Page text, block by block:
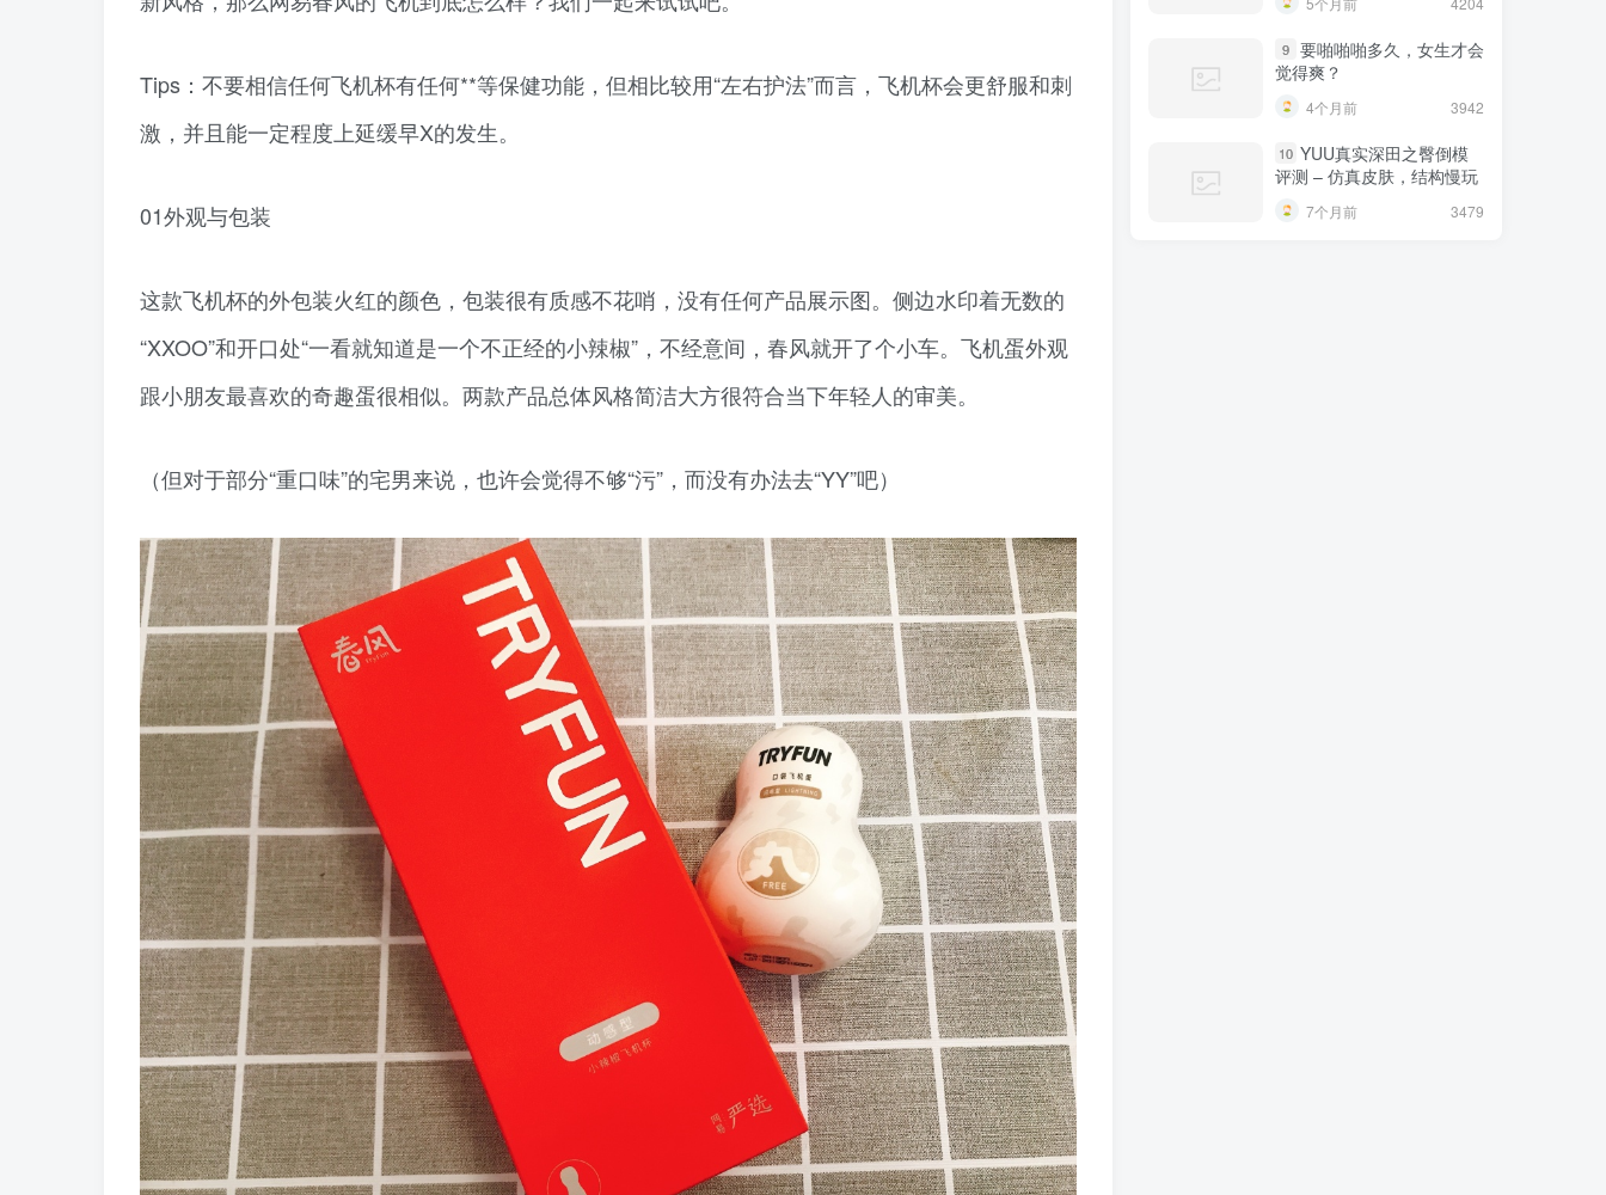
Tips：不要相信任何飞机杯有任何**等保健功能，但相比较用“左右护法”而言，飞机杯会更舒服和刺
激，并且能一定程度上延缓早X的发生。
01外观与包装
这款飞机杯的外包装火红的颜色，包装很有质感不花哨，没有任何产品展示图。侧边水印着无数的
“XXOO”和开口处“一看就知道是一个不正经的小辣椒”，不经意间，春风就开了个小车。飞机蛋外观
跟小朋友最喜欢的奇趣蛋很相似。两款产品总体风格简洁大方很符合当下年轻人的审美。
（但对于部分“重口味”的宅男来说，也许会觉得不够“污”，而没有办法去“YY”吧）
9 要啪啪啪多久，女生才会
觉得爽？
4个月前 3942
10 YUU真实深田之臀倒模
评测 – 仿真皮肤，结构慢玩
7个月前 3479